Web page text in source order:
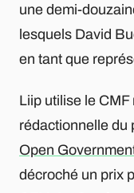
une demi-
lesquels David
en tant que
Liip utilise le
rédactionnelle du
Open
décroché un prix